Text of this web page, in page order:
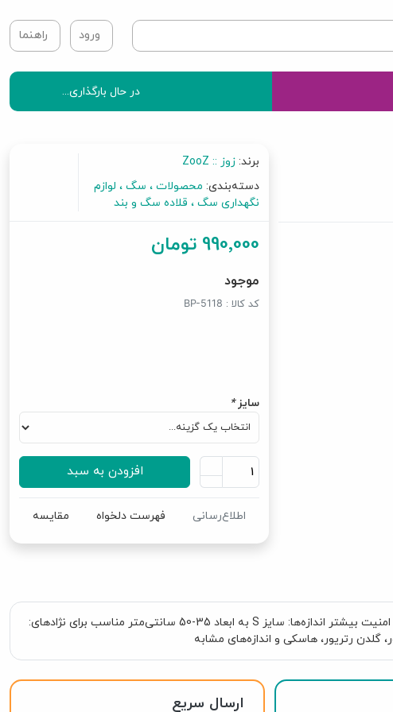
ورود راهنما
در حال بارگذاری...
برند:زوز :: ZooZ
دسته‌بندی: محصولات سگ لوازم
نگهداری سگ قلاده سگ و بند
990٬000 تومان
موجود
کد کالا : BP-5118
سایز*
افزودن به سبد
اطلاع‌رسانی فهرست دلخواه مقایسه
ساخته شده از پلی‌استر تترون فوق مقاوم، راحت و قابل تنظیم همراه با قلاب با مقاومت بالا و محل اتصال بند با حلقه دوگانه برای استحکام و امنیت بیشتر اندازه‌ها: سایز S به ابعاد 35-50 سانتی‌متر مناسب برای نژادهای:
ارسال سریع